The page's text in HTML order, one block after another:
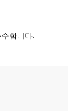
합니다.